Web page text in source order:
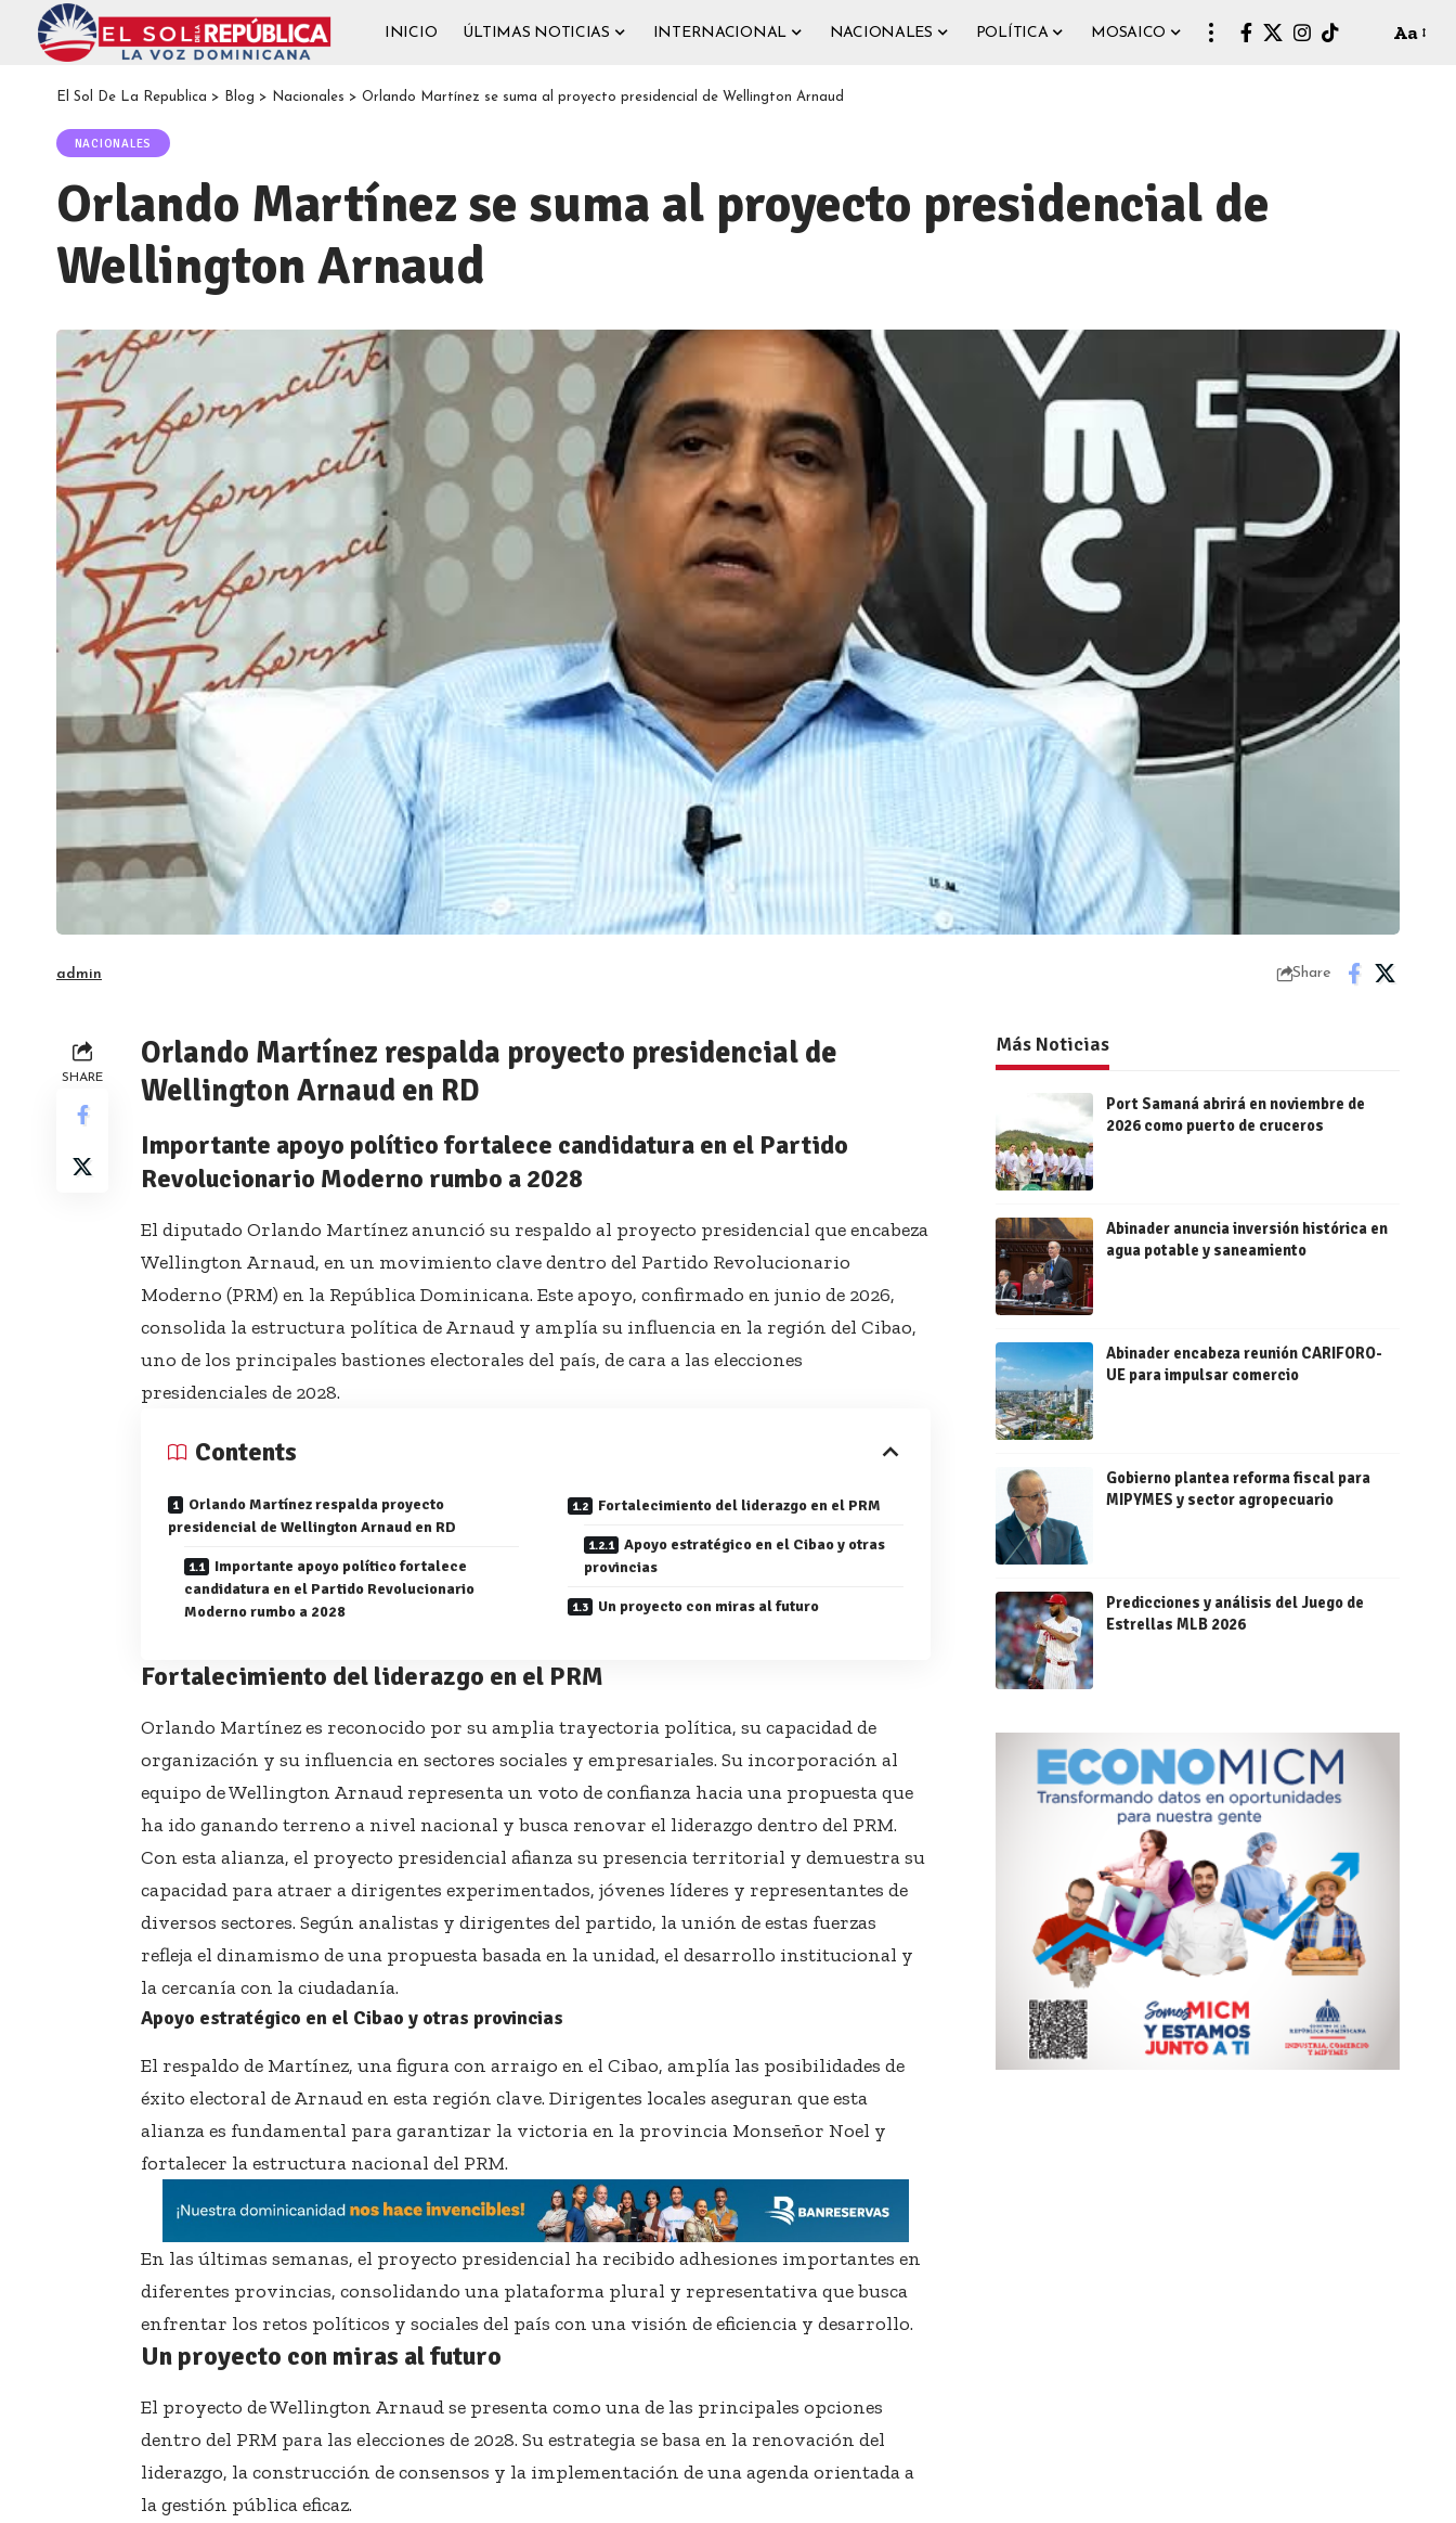
INICIO ÚLTIMAS NOTICIAS INTERNACIONAL NACIONALES POLÍTICA MOSAICO Aa
El Sol De La Republica > Blog > Nacionales > Orlando Martínez se suma al proyecto presidencial de Wellington Arnaud
NACIONALES
Orlando Martínez se suma al proyecto presidencial de
Wellington Arnaud
admin Share
SHARE
Orlando Martínez respalda proyecto presidencial de
Wellington Arnaud en RD
Importante apoyo político fortalece candidatura en el Partido
Revolucionario Moderno rumbo a 2028
El diputado Orlando Martínez anunció su respaldo al proyecto presidencial que encabeza
Wellington Arnaud, en un movimiento clave dentro del Partido Revolucionario
Moderno (PRM) en la República Dominicana. Este apoyo, confirmado en junio de 2026,
consolida la estructura política de Arnaud y amplía su influencia en la región del Cibao,
uno de los principales bastiones electorales del país, de cara a las elecciones
presidenciales de 2028.
Contents
Orlando Martínez respalda proyecto
presidencial de Wellington Arnaud en RD
Importante apoyo político fortalece
candidatura en el Partido Revolucionario
Moderno rumbo a 2028
Fortalecimiento del liderazgo en el PRM
Apoyo estratégico en el Cibao y otras
provincias
Un proyecto con miras al futuro
Fortalecimiento del liderazgo en el PRM
Orlando Martínez es reconocido por su amplia trayectoria política, su capacidad de
organización y su influencia en sectores sociales y empresariales. Su incorporación al
equipo de Wellington Arnaud representa un voto de confianza hacia una propuesta que
ha ido ganando terreno a nivel nacional y busca renovar el liderazgo dentro del PRM.
Con esta alianza, el proyecto presidencial afianza su presencia territorial y demuestra su
capacidad para atraer a dirigentes experimentados, jóvenes líderes y representantes de
diversos sectores. Según analistas y dirigentes del partido, la unión de estas fuerzas
refleja el dinamismo de una propuesta basada en la unidad, el desarrollo institucional y
la cercanía con la ciudadanía.
Apoyo estratégico en el Cibao y otras provincias
El respaldo de Martínez, una figura con arraigo en el Cibao, amplía las posibilidades de
éxito electoral de Arnaud en esta región clave. Dirigentes locales aseguran que esta
alianza es fundamental para garantizar la victoria en la provincia Monseñor Noel y
fortalecer la estructura nacional del PRM.
En las últimas semanas, el proyecto presidencial ha recibido adhesiones importantes en
diferentes provincias, consolidando una plataforma plural y representativa que busca
enfrentar los retos políticos y sociales del país con una visión de eficiencia y desarrollo.
Un proyecto con miras al futuro
El proyecto de Wellington Arnaud se presenta como una de las principales opciones
dentro del PRM para las elecciones de 2028. Su estrategia se basa en la renovación del
liderazgo, la construcción de consensos y la implementación de una agenda orientada a
la gestión pública eficaz.
Más Noticias
Port Samaná abrirá en noviembre de
2026 como puerto de cruceros
Abinader anuncia inversión histórica en
agua potable y saneamiento
Abinader encabeza reunión CARIFORO-
UE para impulsar comercio
Gobierno plantea reforma fiscal para
MIPYMES y sector agropecuario
Predicciones y análisis del Juego de
Estrellas MLB 2026